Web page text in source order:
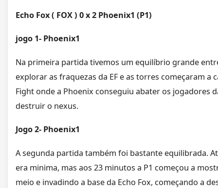
Echo Fox ( FOX ) 0 x 2 Phoenix1 (P1)
jogo 1- Phoenix1
Na primeira partida tivemos um equilíbrio grande
explorar as fraquezas da EF e as torres começaram a
Fight onde a Phoenix conseguiu abater os jogadores
destruir o nexus.
Jogo 2- Phoenix1
A segunda partida também foi bastante equilibrada.
era minima, mas aos 23 minutos a P1 começou a
meio e invadindo a base da Echo Fox, começando a